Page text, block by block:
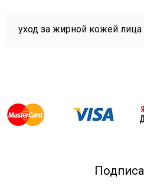
уход за жирной кожей лица